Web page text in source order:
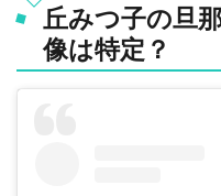
丘みつ子の旦
像は特定？